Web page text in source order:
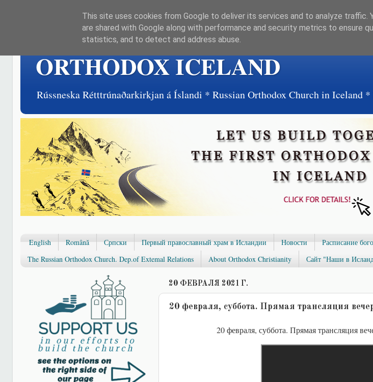
ORTHODOX ICELAND
Rússneska Rétttrúnaðarkirkjan á Íslandi * Russian Orthodox Church in Iceland
English Română Српски Первый православный храм в Исландии Новости Расписание
The Russian Orthodox Church. Dep.of Extemal Relations
About Orthodox Christianity Сайт "Наши в
20 ФЕВРАЛЯ 2021 Г.
20 февраля, суббота. Прямая трансляция
20 февраля, суббота. Прямая трансляция
This site uses cookies from Google to deliver its services and to analyze traffic.
are shared with Google along with performance and security metrics to ensure
statistics, and to detect and address abuse.